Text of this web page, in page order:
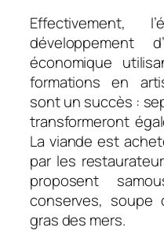
Effectivement,
développement
économique
formations en
sont un succès :
transformeront
La viande est
par les
proposent
conserves,
gras des mers.